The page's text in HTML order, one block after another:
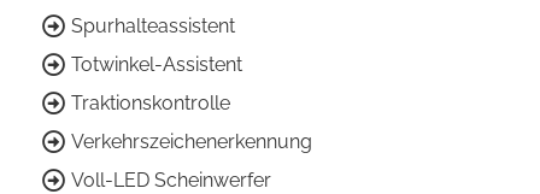
Spurhalteassistent
Totwinkel-Assistent
Traktionskontrolle
Verkehrszeichenerkennung
Voll-LED Scheinwerfer